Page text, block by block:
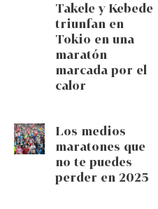
Takele y Kebede
triunfan en
Tokio en una
maratón
marcada por el
calor
Los medios
maratones que
no te puedes
perder en 2025